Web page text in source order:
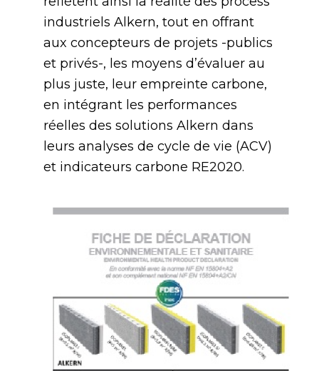
industriels Alkern, tout en offrant
aux concepteurs de projets -publics
et privés-, les moyens d’évaluer au
plus juste, leur empreinte carbone,
en intégrant les performances
réelles des solutions Alkern dans
leurs analyses de cycle de vie (ACV)
et indicateurs carbone RE2020.